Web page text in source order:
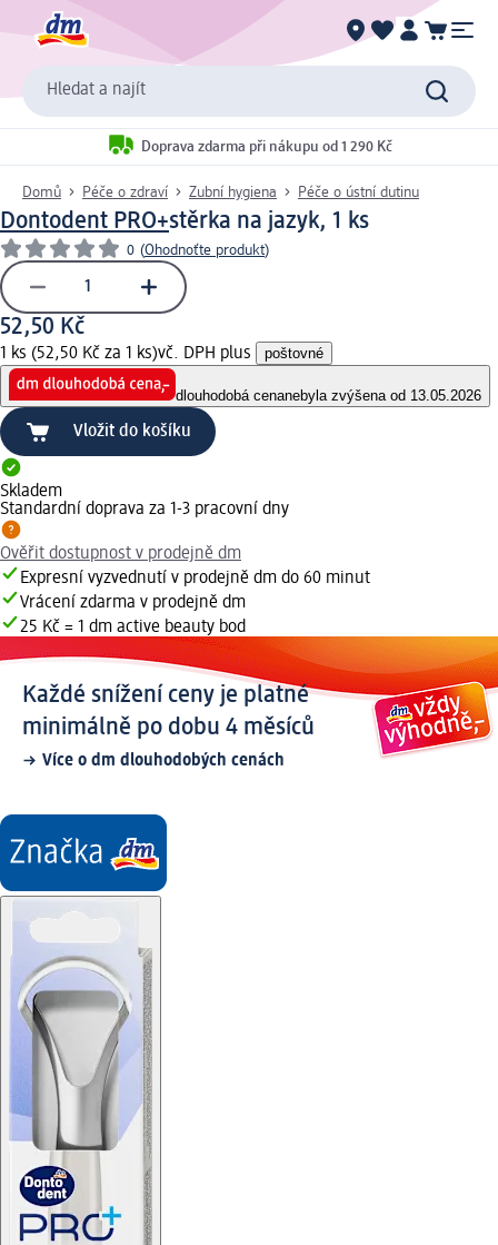
Hledat a najít
Doprava zdarma při nákupu od 1 290 Kč
Domů Péče o zdraví Zubní hygiena Péče o ústní dutinu
Dontodent PRO+stěrka na jazyk, 1 ks
0 (Ohodnoťte produkt)
52,50 Kč
1 ks (52,50 Kč za 1 ks)vč. DPH plus poštovné
dlouhodobá cenanebyla zvýšena od 13.05.2026
Vložit do košíku
Skladem
Standardní doprava za 1-3 pracovní dny
Ověřit dostupnost v prodejně dm
Expresní vyzvednutí v prodejně dm do 60 minut
Vrácení zdarma v prodejně dm
25 Kč = 1 dm active beauty bod
Každé snížení ceny je platné
minimálně po dobu 4 měsíců
Více o dm dlouhodobých cenách